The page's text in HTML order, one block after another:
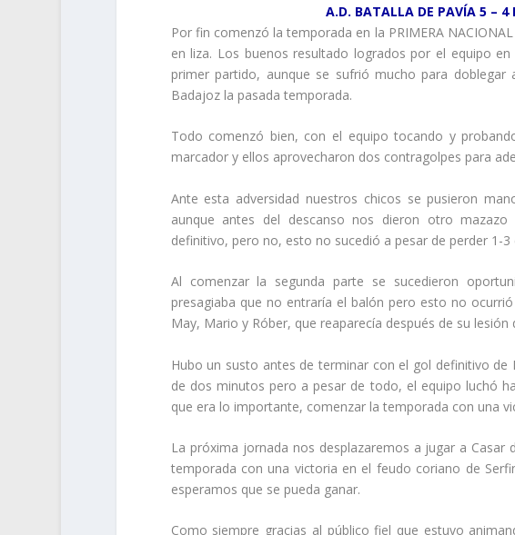
A.D. BATALLA DE PAVÍA 5 – 4
Por fin comenzó la temporada en la PRIMERA
en liza. Los buenos resultado logrados por el equipo
primer partido, aunque se sufrió mucho para
Badajoz la pasada temporada.
Todo comenzó bien, con el equipo tocando y
marcador y ellos aprovecharon dos contragolpes para
Ante esta adversidad nuestros chicos se pusieron
aunque antes del descanso nos dieron otro
definitivo, pero no, esto no sucedió a pesar de perder 1-3
Al comenzar la segunda parte se sucedieron
presagiaba que no entraría el balón pero esto no
May, Mario y Róber, que reaparecía después de su
Hubo un susto antes de terminar con el gol definitivo
de dos minutos pero a pesar de todo, el equipo luchó
que era lo importante, comenzar la temporada con una
La próxima jornada nos desplazaremos a jugar a
temporada con una victoria en el feudo coriano de
esperamos que se pueda ganar.
Como siempre gracias al público fiel que estuvo